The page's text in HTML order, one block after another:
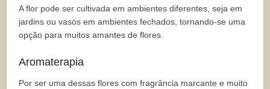
A flor pode ser cultivada em ambientes diferentes, seja em
jardins ou vasos em ambientes fechados, tornando-se uma
opção para muitos amantes de flores.
Aromaterapia
Por ser uma dessas flores com fragrância marcante e muito